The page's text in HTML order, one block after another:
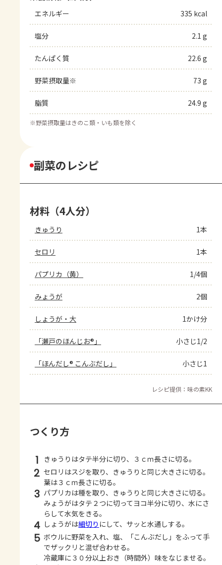
エネルギー 335 kcal
塩分 2.1 g
たんぱく質 22.6 g
野菜摂取量※ 73 g
脂質 24.9 g
※野菜摂取量はきのこ類・いも類を除く
副菜のレシピ
材料（4人分）
きゅうり 1本
セロリ 1本
パプリカ（黄） 1/4個
みょうが 2個
しょうが・大 1かけ分
「瀬戸のほんじお®」 小さじ1/2
「ほんだし® こんぶだし」 小さじ1
レシピ提供：味の素KK
つくり方
1 きゅうりはタテ半分に切り、３ｃｍ長さに切る。
2 セロリはスジを取り、きゅうりと同じ大きさに切る。
葉は３ｃｍ長さに切る。
3 パプリカは種を取り、きゅうりと同じ大きさに切る。
みょうがはタテ２つに切ってヨコ半分に切り、水にさ
らして水気をきる。
4 しょうがは細切り にして、サッと水通しする。
5 ボウルに野菜を入れ、塩、「こんぶだし」をふって手
でザックリと混ぜ合わせる。
冷蔵庫に３０分以上おき（時間外）味をなじませる。